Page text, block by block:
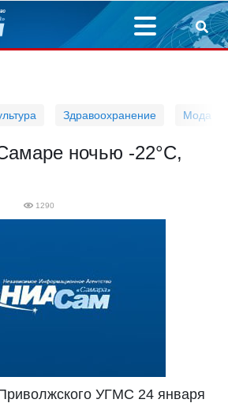
Здравоохранение Мода
ночью -22°С,
1290
УГМС 24 января